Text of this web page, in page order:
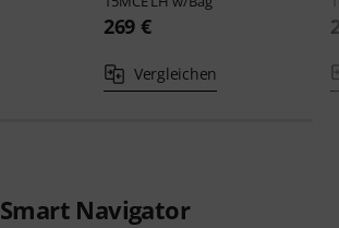
269 €
Vergleichen
Smart Navigator